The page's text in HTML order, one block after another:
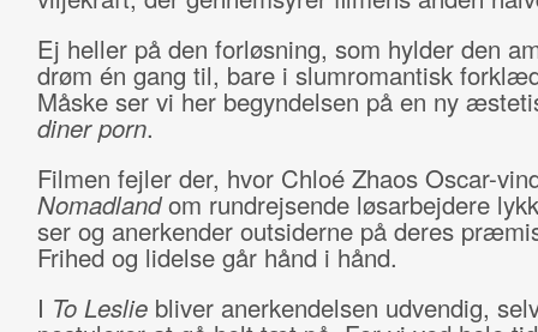
Ej heller på den forløsning, som hylder den
drøm én gang til, bare i slumromantisk
Måske ser vi her begyndelsen på en ny
diner porn.
Filmen fejler der, hvor Chloé Zhaos Oscar-
Nomadlandom rundrejsende løsarbejdere
ser og anerkender outsiderne på deres
Frihed og lidelse går hånd i hånd.
I To Lesliebliver anerkendelsen udvendig,